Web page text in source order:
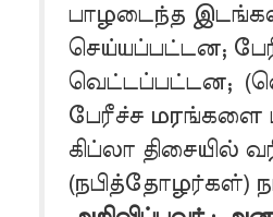
பாழடைந்த
செய்யப்பட்டன;
வெட்டப்பட்டன;
பேரீச்ச மரங்களை
கிப்லா திசையில்
(நபித்தோழர்கள்)